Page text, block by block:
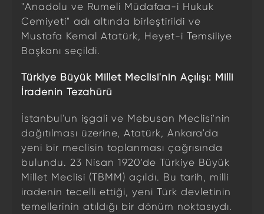
"Anadolu ve Rumeli Müdafaa-i Hukuk
Cemiyeti" adı altında birleştirildi ve
Mustafa Kemal Atatürk, Heyet-i Temsiliye
Başkanı seçildi.
Türkiye Büyük Millet Meclisi'nin Açılışı: Milli
İradenin Tezahürü
İstanbul'un işgali ve Mebusan Meclisi'nin
dağıtılması üzerine, Atatürk, Ankara'da
yeni bir meclisin toplanması çağrısında
bulundu. 23 Nisan 1920'de Türkiye Büyük
Millet Meclisi (TBMM) açıldı. Bu tarih, milli
iradenin tecelli ettiği, yeni Türk devletinin
temellerinin atıldığı bir dönüm noktasıydı.